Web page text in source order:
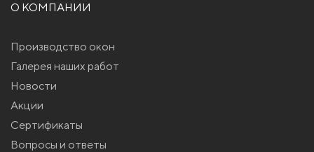
О КОМПАНИИ
Производство окон
Галерея наших работ
Новости
Акции
Сертификаты
Вопросы и ответы